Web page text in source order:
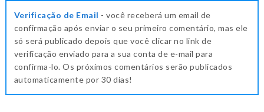
Verificação de Email - você receberá um email de
confirmação após enviar o seu primeiro comentário, mas ele
só será publicado depois que você clicar no link de
verificação enviado para a sua conta de e-mail para
confirma-lo. Os próximos comentários serão publicados
automaticamente por 30 dias!